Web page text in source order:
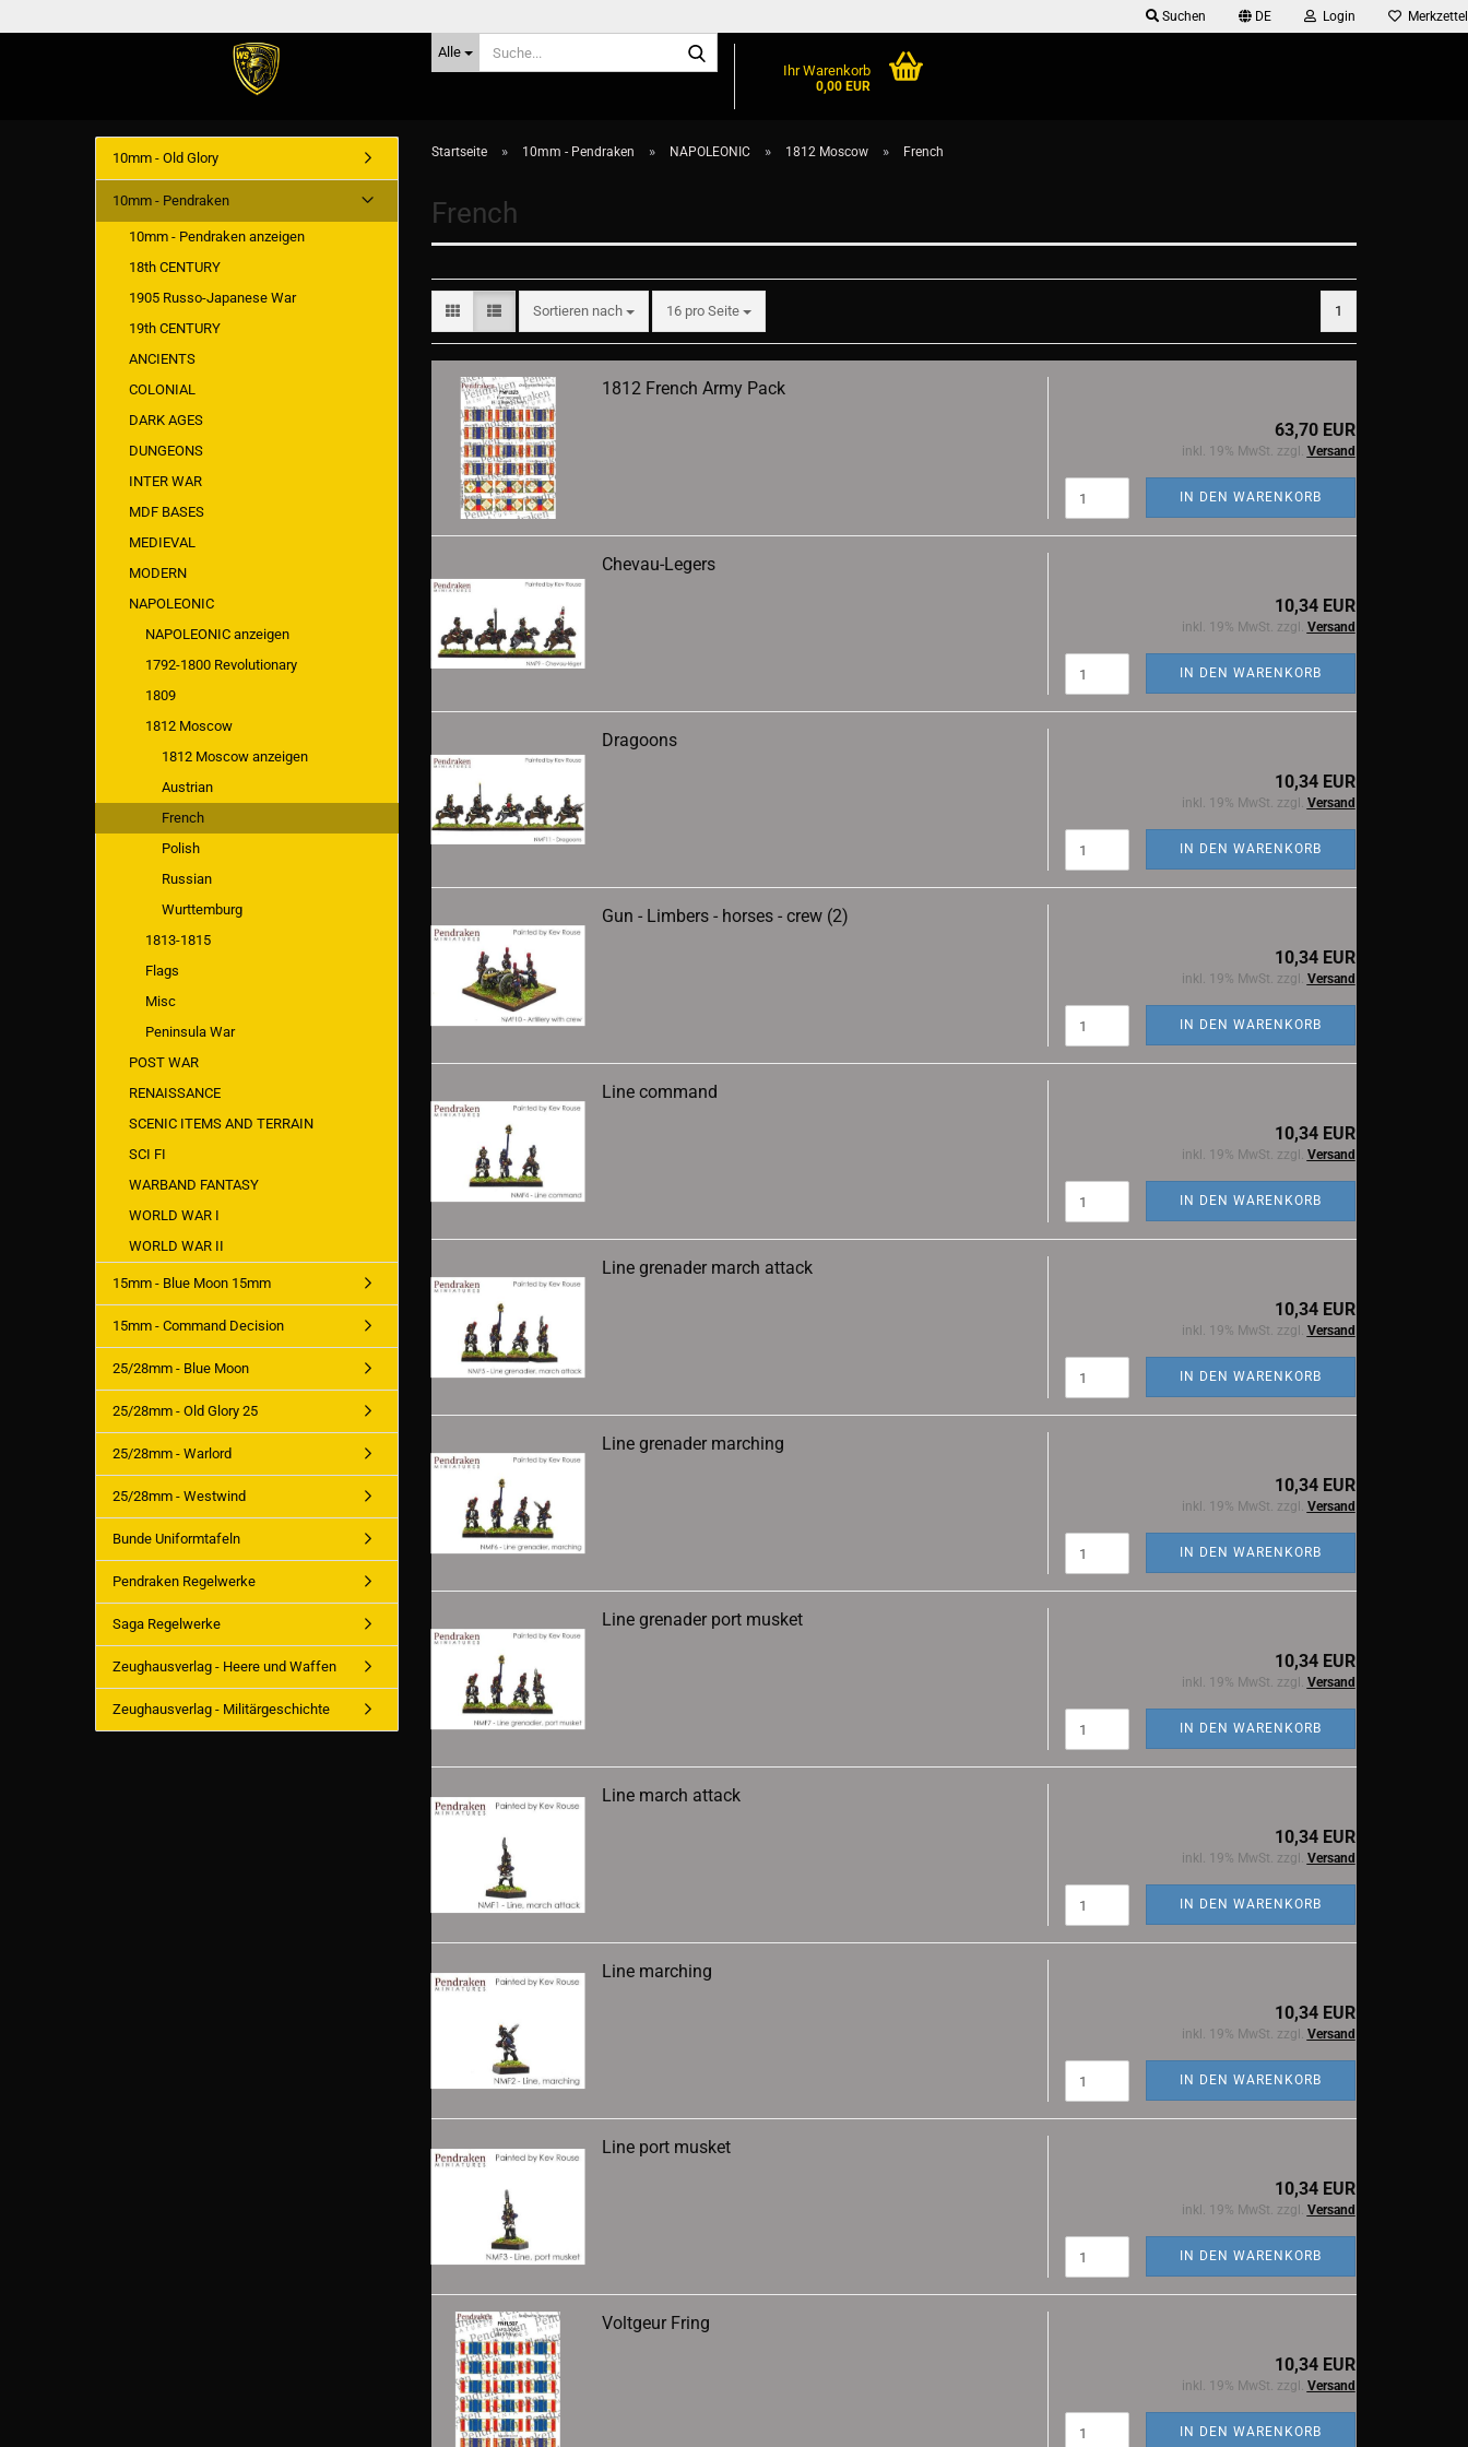
Suchen DE Login Merkzettel
Alle
Suche...
Ihr Warenkorb
0,00 EUR
Startseite » 10mm - Pendraken » NAPOLEONIC » 1812 Moscow » French
French
Sortieren nach
Sortieren nach 16 pro Seite
pro Seite 1
1812 French Army Pack
63,70 EUR
inkl. 19% MwSt. zzgl. Versand
IN DEN WARENKORB
Chevau-Legers
10,34 EUR
inkl. 19% MwSt. zzgl. Versand
IN DEN WARENKORB
Dragoons
10,34 EUR
inkl. 19% MwSt. zzgl. Versand
IN DEN WARENKORB
Gun - Limbers - horses - crew (2)
10,34 EUR
inkl. 19% MwSt. zzgl. Versand
IN DEN WARENKORB
Line command
10,34 EUR
inkl. 19% MwSt. zzgl. Versand
IN DEN WARENKORB
Line grenader march attack
10,34 EUR
inkl. 19% MwSt. zzgl. Versand
IN DEN WARENKORB
Line grenader marching
10,34 EUR
inkl. 19% MwSt. zzgl. Versand
IN DEN WARENKORB
Line grenader port musket
10,34 EUR
inkl. 19% MwSt. zzgl. Versand
IN DEN WARENKORB
Line march attack
10,34 EUR
inkl. 19% MwSt. zzgl. Versand
IN DEN WARENKORB
Line marching
10,34 EUR
inkl. 19% MwSt. zzgl. Versand
IN DEN WARENKORB
Line port musket
10,34 EUR
inkl. 19% MwSt. zzgl. Versand
IN DEN WARENKORB
Voltgeur Fring
10,34 EUR
inkl. 19% MwSt. zzgl. Versand
IN DEN WARENKORB
10mm - Old Glory
10mm - Pendraken
10mm - Pendraken anzeigen
18th CENTURY
1905 Russo-Japanese War
19th CENTURY
ANCIENTS
COLONIAL
DARK AGES
DUNGEONS
INTER WAR
MDF BASES
MEDIEVAL
MODERN
NAPOLEONIC
NAPOLEONIC anzeigen
1792-1800 Revolutionary
1809
1812 Moscow
1812 Moscow anzeigen
Austrian
French
Polish
Russian
Wurttemburg
1813-1815
Flags
Misc
Peninsula War
POST WAR
RENAISSANCE
SCENIC ITEMS AND TERRAIN
SCI FI
WARBAND FANTASY
WORLD WAR I
WORLD WAR II
15mm - Blue Moon 15mm
15mm - Command Decision
25/28mm - Blue Moon
25/28mm - Old Glory 25
25/28mm - Warlord
25/28mm - Westwind
Bunde Uniformtafeln
Pendraken Regelwerke
Saga Regelwerke
Zeughausverlag - Heere und Waffen
Zeughausverlag - Militärgeschichte